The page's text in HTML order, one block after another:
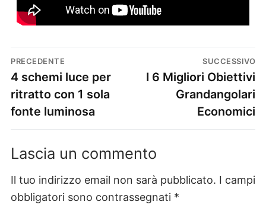
PRECEDENTE
4 schemi luce per
ritratto con 1 sola
fonte luminosa
SUCCESSIVO
I 6 Migliori Obiettivi
Grandangolari
Economici
Lascia un commento
Il tuo indirizzo email non sarà pubblicato. I campi
obbligatori sono contrassegnati *